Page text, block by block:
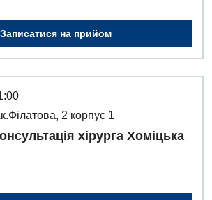
Записатися на прийом
2 корпус 1
хірурга Хоміцька